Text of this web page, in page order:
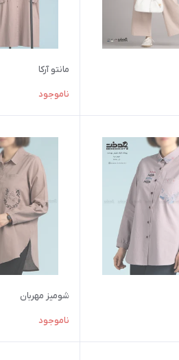
مانتو آرکا
ناموجود
شومیز مهربان
ناموجود